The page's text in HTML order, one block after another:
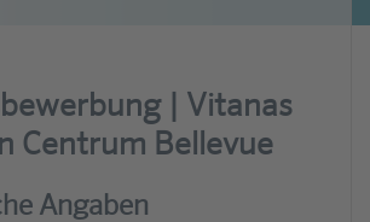
| Vitanas
Centrum Bellevue
Angaben